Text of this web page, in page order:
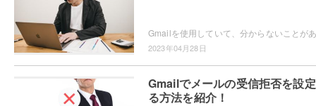
2023年04月28日
Gmailでメールの受信拒否を設
る方法を紹介！